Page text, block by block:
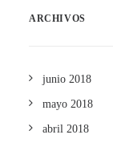
ARCHIVOS
junio 2018
mayo 2018
abril 2018